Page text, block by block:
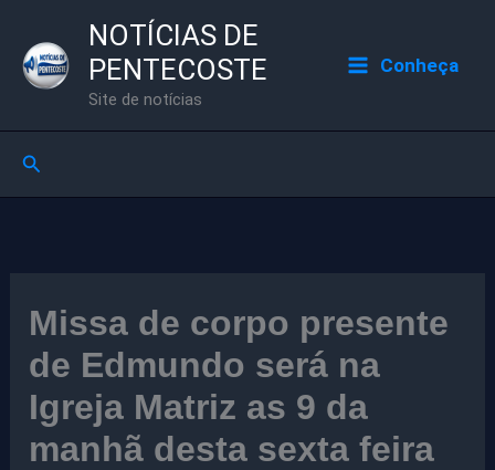
para
NOTÍCIAS DE
PENTECOSTE
Site de notícias
Conheça
Pesquisar
Missa de corpo presente
de Edmundo será na
Igreja Matriz as 9 da
manhã desta sexta feira